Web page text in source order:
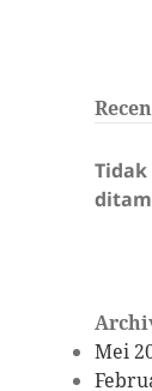
Mei